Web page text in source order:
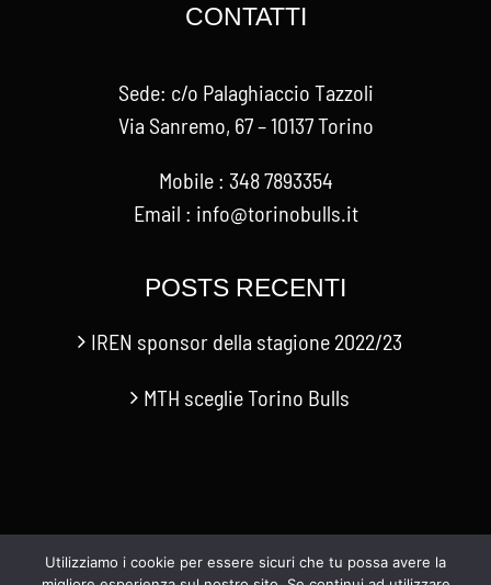
CONTATTI
Sede: c/o Palaghiaccio Tazzoli
Via Sanremo, 67 – 10137 Torino
Mobile : 348 7893354
Email : info@torinobulls.it
POSTS RECENTI
IREN sponsor della stagione 2022/23
MTH sceglie Torino Bulls
Utilizziamo i cookie per essere sicuri che tu possa avere la